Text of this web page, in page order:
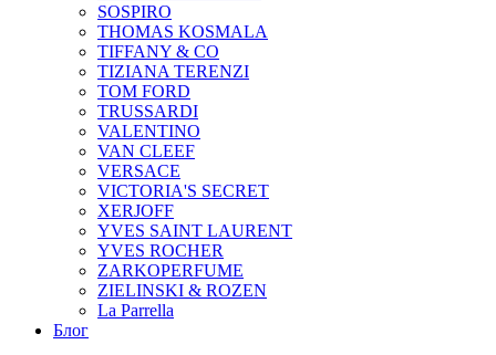
SOSPIRO
THOMAS KOSMALA
TIFFANY & CO
TIZIANA TERENZI
TOM FORD
TRUSSARDI
VALENTINO
VAN CLEEF
VERSACE
VICTORIA'S SECRET
XERJOFF
YVES SAINT LAURENT
YVES ROCHER
ZARKOPERFUME
ZIELINSKI & ROZEN
La Parrella
Блог